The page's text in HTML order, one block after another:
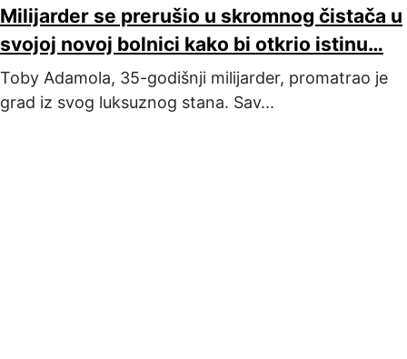
Milijarder se prerušio u skromnog čistača u
svojoj novoj bolnici kako bi otkrio istinu…
Toby Adamola, 35-godišnji milijarder, promatrao je
grad iz svog luksuznog stana. Sav...